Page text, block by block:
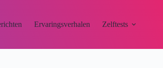
Ervaringsverhalen Zelftests